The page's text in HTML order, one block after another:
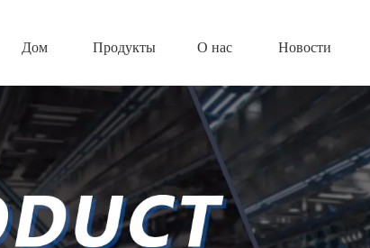
Дом Продукты О нас Новости